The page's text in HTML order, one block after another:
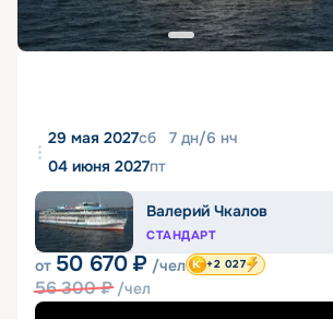
29 мая 2027сб 7 дн/6 нч
04 июня 2027пт
Валерий Чкалов
СТАНДАРТ
от 50 670 ₽ /чел
56 300₽ /чел
+2 027